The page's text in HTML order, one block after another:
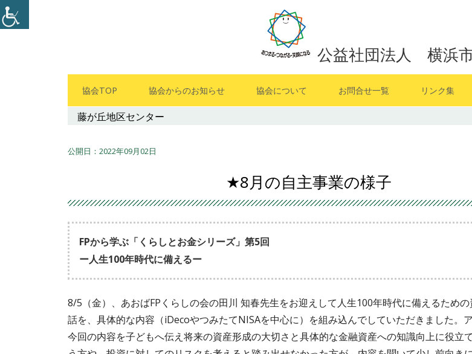
コ
ン
公益社団法人 横浜
メ
イ
ュ
ー
協会TOP 協会からのお知らせ 協会について お問合せ一覧 リンク集
藤が丘地区センター
2022年09月02日
★8月の自主事業の様子
FPから学ぶ「くらしとお金シリーズ」第5回
ー人生100年時代に備えるー
8/5（金）、あおばFPくらしの会の田川 知春先生をお迎えして人生100年時代に備えるため
話を、具体的な内容（iDecoやつみたてNISAを中心に）を組み込んでしていただきました。ア
今回の内容を子どもへ伝え将来の資産形成の大切さと具体的な金融資産への知識向上に役立